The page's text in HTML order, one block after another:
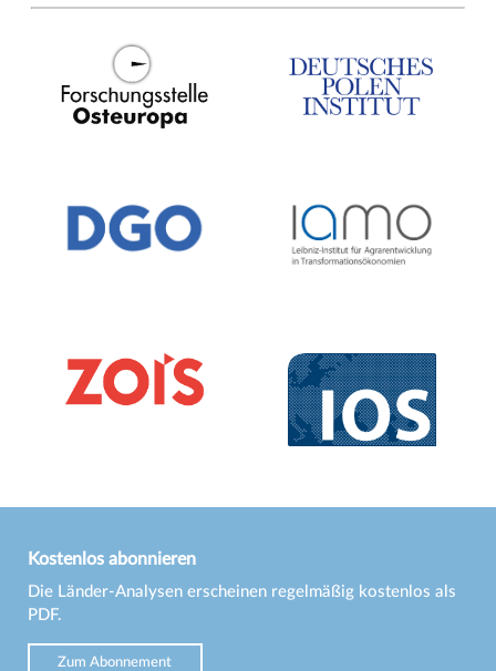
Kostenlos abonnieren
Die Länder-Analysen erscheinen regelmäßig kostenlos als
PDF.
Zum Abonnement